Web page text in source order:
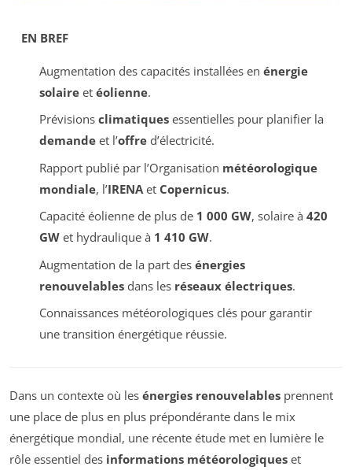
EN BREF
Augmentation des capacités installées en énergie
solaireet éolienne.
Prévisions climatiquesessentielles pour planifier la
demandeet l’offred’électricité.
Rapport publié par l’Organisation météorologique
mondiale, l’IRENAet Copernicus.
Capacité éolienne de plus de 1 000 GW, solaire à 420
GWet hydraulique à 1 410 GW.
Augmentation de la part des énergies
renouvelablesdans les réseaux électriques.
Connaissances météorologiques clés pour garantir
une transition énergétique réussie.
Dans un contexte où les énergies renouvelables prennent
une place de plus en plus prépondérante dans le mix
énergétique mondial, une récente étude met en lumière le
rôle essentiel des informations météorologiques et